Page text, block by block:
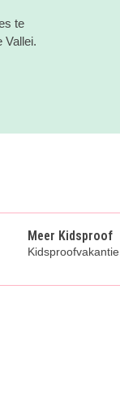
te
Vallei.
Meer Kidsproof